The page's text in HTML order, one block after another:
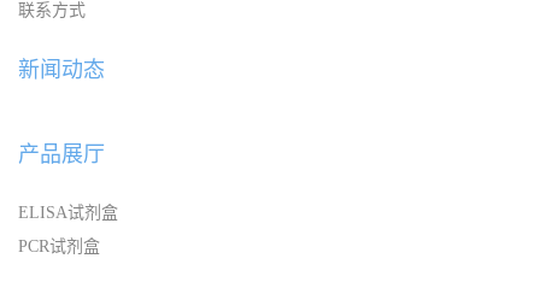
联系方式
新闻动态
产品展厅
ELISA试剂盒
PCR试剂盒